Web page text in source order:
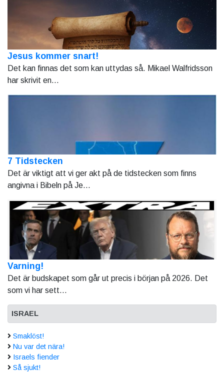
Jesus kommer snart!
Det kan finnas det som kan uttydas så. Mikael Walfridsson
har skrivit en...
7 Tidstecken
Det är viktigt att vi ger akt på de tidstecken som finns
angivna i Bibeln på Je...
Varning!
Det är budskapet som går ut precis i början på 2026. Det
som vi har sett...
ISRAEL
Smaklöst!
Nu var det nära!
Israels fiender
Så sjukt!